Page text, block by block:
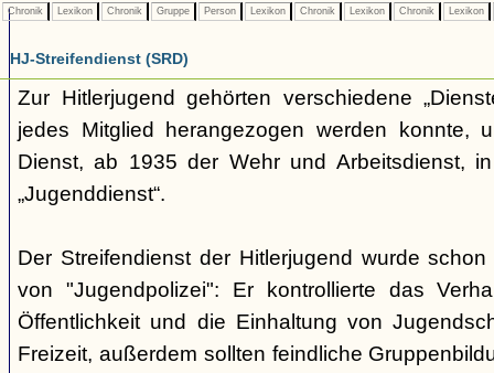
Chronik Lexikon Chronik Gruppe Person Lexikon Chronik Lexikon Chronik Lexikon
HJ-Streifendienst (SRD)
Zur Hitlerjugend gehörten verschiedene
jedes Mitglied herangezogen werden konnte,
Dienst, ab 1935 der Wehr und Arbeitsdienst,
„Jugenddienst“.
Der Streifendienst der Hitlerjugend wurde
von "Jugendpolizei": Er kontrollierte das
Öffentlichkeit und die Einhaltung von
Freizeit, außerdem sollten feindliche